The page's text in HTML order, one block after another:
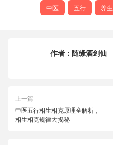
中医 五行 养生
作者： 随缘酒剑仙
上一篇
中医五行相生相克原理全解析，
相生相克规律大揭秘